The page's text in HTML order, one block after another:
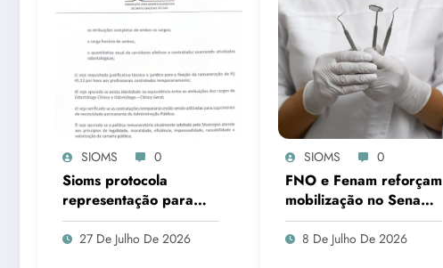
SIOMS 0
Sioms protocola
representação para
apuração violação aos
princípios
27 De Julho De 2026
SIOMS 0
FNO e Fenam reforçam
mobilização no Senado
pela aprovação do piso
de cirurgiões-dentistas
8 De Julho De 2026